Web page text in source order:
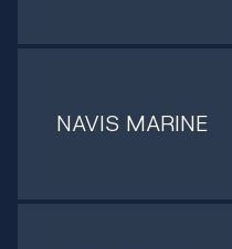
NAVIS MARINE